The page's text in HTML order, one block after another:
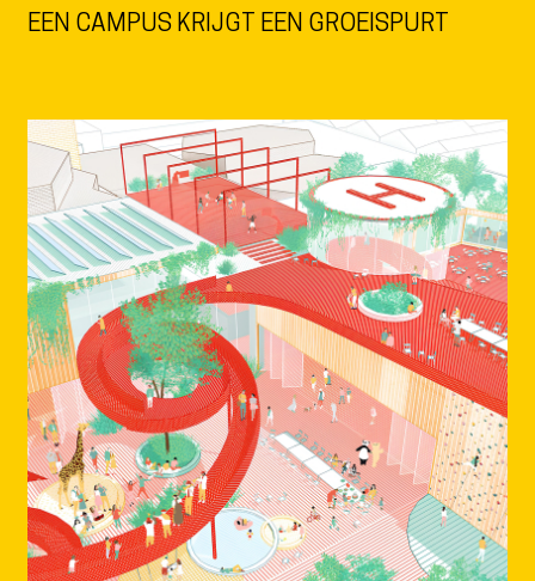
EEN CAMPUS KRIJGT EEN GROEISPURT